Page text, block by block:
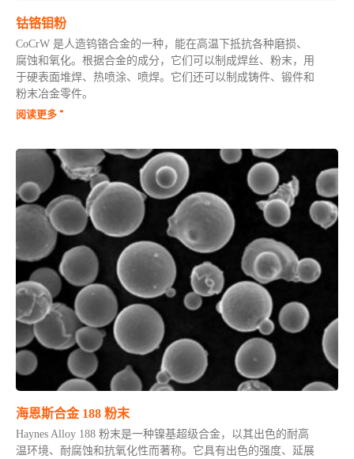
钴铬钼粉
CoCrW 是人造钨铬合金的一种，能在高温下抵抗各种磨损、
腐蚀和氧化。根据合金的成分，它们可以制成焊丝、粉末，用
于硬表面堆焊、热喷涂、喷焊。它们还可以制成铸件、锻件和
粉末冶金零件。
阅读更多 "
海恩斯合金 188 粉末
Haynes Alloy 188 粉末是一种镍基超级合金，以其出色的耐高
温环境、耐腐蚀和抗氧化性而著称。它具有出色的强度、延展